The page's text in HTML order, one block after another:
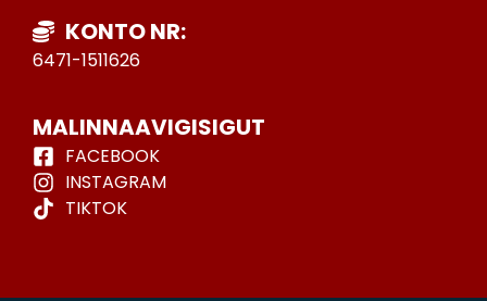
KONTO NR:
6471-1511626
MALINNAAVIGISIGUT
FACEBOOK
INSTAGRAM
TIKTOK